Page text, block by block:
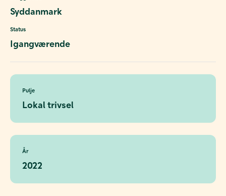
Syddanmark
Status
Igangværende
Pulje
Lokal trivsel
År
2022